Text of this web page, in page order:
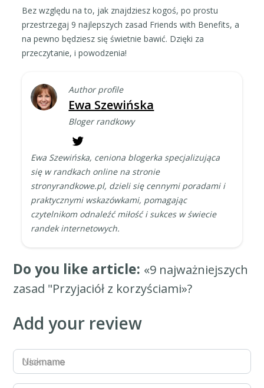
Bez względu na to, jak znajdziesz kogoś, po prostu
przestrzegaj 9 najlepszych zasad Friends with Benefits, a
na pewno będziesz się świetnie bawić. Dzięki za
przeczytanie, i powodzenia!
Author profile
Ewa Szewińska
Bloger randkowy
Ewa Szewińska, ceniona blogerka specjalizująca
się w randkach online na stronie
stronyrandkowe.pl, dzieli się cennymi poradami i
praktycznymi wskazówkami, pomagając
czytelnikom odnaleźć miłość i sukces w świecie
randek internetowych.
Do you like article: «9 najważniejszych
zasad "Przyjaciół z korzyściami»?
Add your review
Username